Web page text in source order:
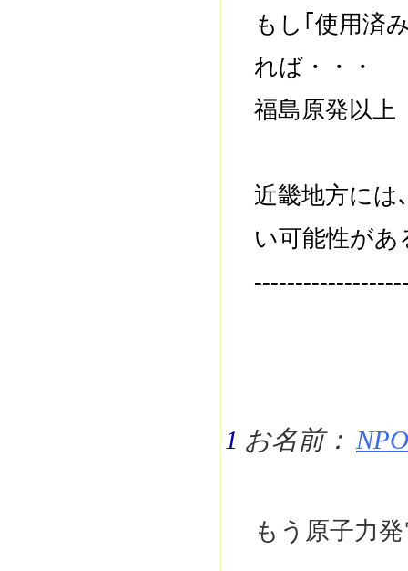
もし｢使用済
れば・・・
福島原発以
近畿地方に
い可能性があ
1 お名前：
もう原子力